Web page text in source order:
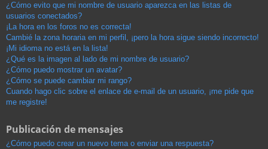
¿Cómo evito que mi nombre de usuario aparezca en las listas de
usuarios conectados?
¡La hora en los foros no es correcta!
Cambié la zona horaria en mi perfil, ¡pero la hora sigue siendo incorrecto!
¡Mi idioma no está en la lista!
¿Qué es la imagen al lado de mi nombre de usuario?
¿Cómo puedo mostrar un avatar?
¿Cómo se puede cambiar mi rango?
Cuando hago clic sobre el enlace de e-mail de un usuario, ¡me pide que
me registre!
Publicación de mensajes
¿Cómo puedo crear un nuevo tema o enviar una respuesta?